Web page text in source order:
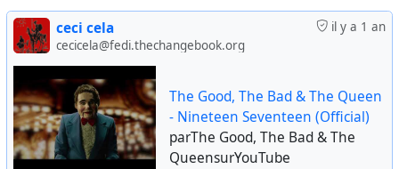
il y a 1 an
ceci cela
cecicela@fedi.thechangebook.org
The Good, The Bad & The Queen
- Nineteen Seventeen (Official)
parThe Good, The Bad & The
QueensurYouTube